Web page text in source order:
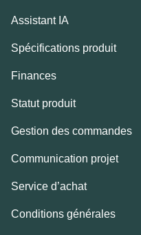
Assistant IA
Spécifications produit
Finances
Statut produit
Gestion des commandes
Communication projet
Service d’achat
Conditions générales